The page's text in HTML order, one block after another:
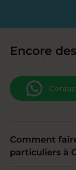
Encore
Comment